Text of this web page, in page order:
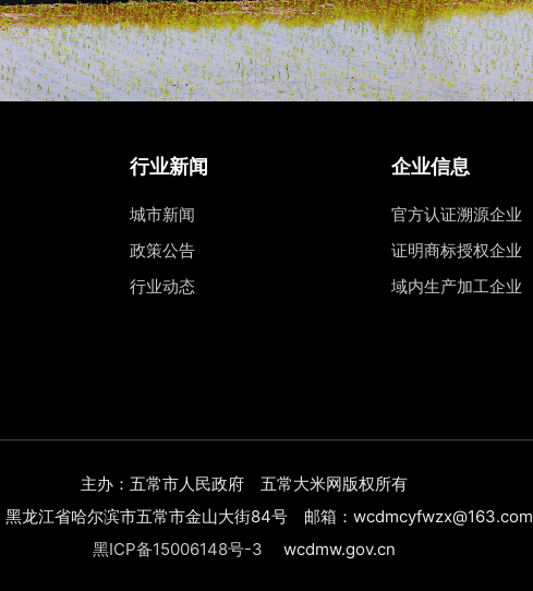
行业新闻
城市新闻
政策公告
行业动态
企业信息
官方认证溯源企业
证明商标授权企业
域内生产加工企业
主办：五常市人民政府 五常大米网版权所有
黑龙江省哈尔滨市五常市金山大街84号 邮箱：wcdmcyfwzx@163.com
黑ICP备15006148号-3 wcdmw.gov.cn